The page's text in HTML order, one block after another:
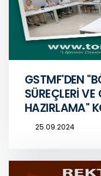
GSTMF'DEN
SÜREÇLERİ
HAZIRLAMA"
25.09.2024